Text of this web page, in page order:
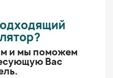
и мы поможем
Вас